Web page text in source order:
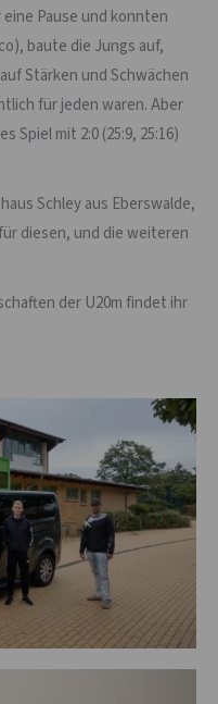
Pause und konnten
baute die Jungs auf,
Stärken und Schwächen
für jeden waren. Aber
Spiel mit 2:0 (25:9, 25:16)
Schley aus Eberswalde,
diesen, und die weiteren
der U20m findet ihr